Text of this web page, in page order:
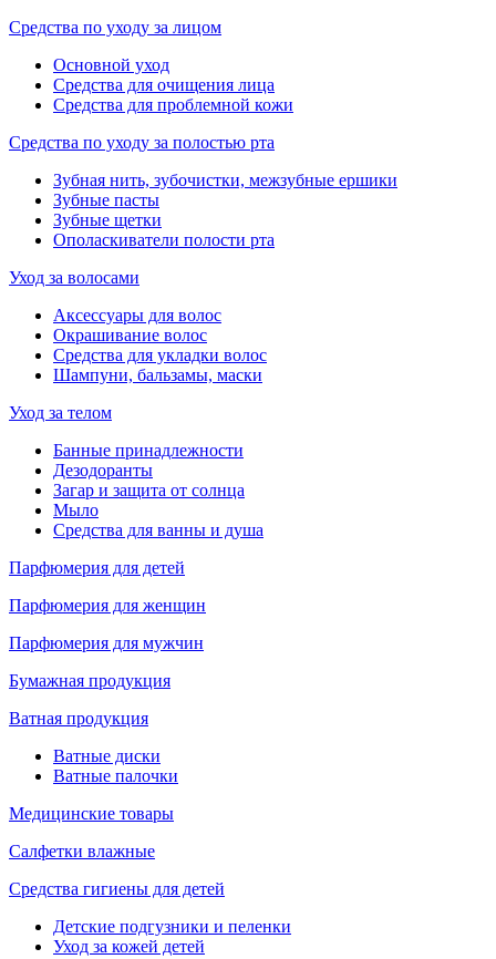
Средства по уходу за лицом
Основной уход
Средства для очищения лица
Средства для проблемной кожи
Средства по уходу за полостью рта
Зубная нить, зубочистки, межзубные ершики
Зубные пасты
Зубные щетки
Ополаскиватели полости рта
Уход за волосами
Аксессуары для волос
Окрашивание волос
Средства для укладки волос
Шампуни, бальзамы, маски
Уход за телом
Банные принадлежности
Дезодоранты
Загар и защита от солнца
Мыло
Средства для ванны и душа
Парфюмерия для детей
Парфюмерия для женщин
Парфюмерия для мужчин
Бумажная продукция
Ватная продукция
Ватные диски
Ватные палочки
Медицинские товары
Салфетки влажные
Средства гигиены для детей
Детские подгузники и пеленки
Уход за кожей детей